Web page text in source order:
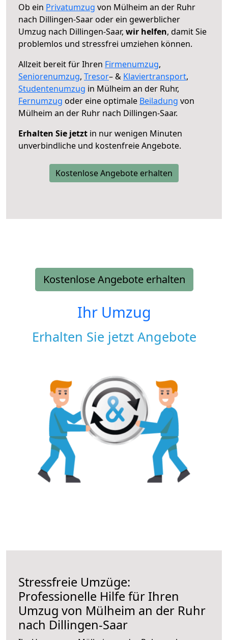
Ob ein Privatumzug von Mülheim an der Ruhr
nach Dillingen-Saar oder ein gewerblicher
Umzug nach Dillingen-Saar, wir helfen, damit Sie
problemlos und stressfrei umziehen können.
Allzeit bereit für Ihren Firmenumzug,
Seniorenumzug, Tresor– & Klaviertransport,
Studentenumzug in Mülheim an der Ruhr,
Fernumzug oder eine optimale Beiladung von
Mülheim an der Ruhr nach Dillingen-Saar.
Erhalten Sie jetzt in nur wenigen Minuten
unverbindliche und kostenfreie Angebote.
Kostenlose Angebote erhalten
Kostenlose Angebote erhalten
Ihr Umzug
Erhalten Sie jetzt Angebote
Stressfreie Umzüge:
Professionelle Hilfe für Ihren
Umzug von Mülheim an der Ruhr
nach Dillingen-Saar